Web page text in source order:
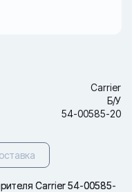
Carrier
Б/У
54-00585-20
Carrier 54-00585-